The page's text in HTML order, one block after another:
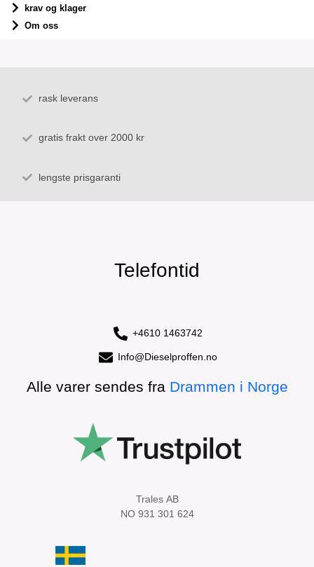
krav og klager
Om oss
rask leverans
gratis frakt over 2000 kr
lengste prisgaranti
Telefontid
+4610 1463742
Info@Dieselproffen.no
Alle varer sendes fra Drammen i Norge
Trales AB
NO 931 301 624